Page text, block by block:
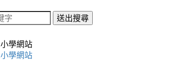
送出搜尋
學網站
學網站